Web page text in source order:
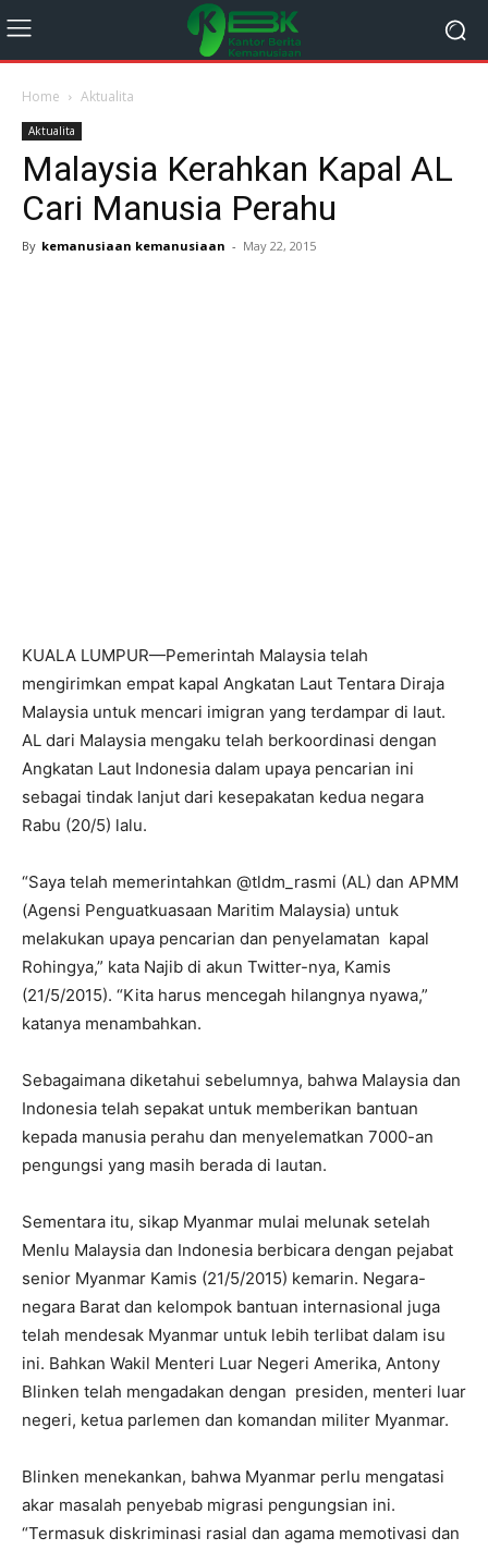
Home Aktualita
Aktualita
Malaysia Kerahkan Kapal AL
Cari Manusia Perahu
By kemanusiaan kemanusiaan - May 22, 2015
KUALA LUMPUR—Pemerintah Malaysia telah
mengirimkan empat kapal Angkatan Laut Tentara Diraja
Malaysia untuk mencari imigran yang terdampar di laut.
AL dari Malaysia mengaku telah berkoordinasi dengan
Angkatan Laut Indonesia dalam upaya pencarian ini
sebagai tindak lanjut dari kesepakatan kedua negara
Rabu (20/5) lalu.
“Saya telah memerintahkan @tldm_rasmi (AL) dan APMM
(Agensi Penguatkuasaan Maritim Malaysia) untuk
melakukan upaya pencarian dan penyelamatan kapal
Rohingya,” kata Najib di akun Twitter-nya, Kamis
(21/5/2015). “Kita harus mencegah hilangnya nyawa,”
katanya menambahkan.
Sebagaimana diketahui sebelumnya, bahwa Malaysia dan
Indonesia telah sepakat untuk memberikan bantuan
kepada manusia perahu dan menyelematkan 7000-an
pengungsi yang masih berada di lautan.
Sementara itu, sikap Myanmar mulai melunak setelah
Menlu Malaysia dan Indonesia berbicara dengan pejabat
senior Myanmar Kamis (21/5/2015) kemarin. Negara-
negara Barat dan kelompok bantuan internasional juga
telah mendesak Myanmar untuk lebih terlibat dalam isu
ini. Bahkan Wakil Menteri Luar Negeri Amerika, Antony
Blinken telah mengadakan dengan presiden, menteri luar
negeri, ketua parlemen dan komandan militer Myanmar.
Blinken menekankan, bahwa Myanmar perlu mengatasi
akar masalah penyebab migrasi pengungsian ini.
“Termasuk diskriminasi rasial dan agama memotivasi dan